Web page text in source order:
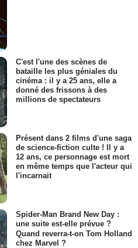
C'est l'une des scènes de
bataille les plus géniales du
cinéma : il y a 25 ans, elle a
donné des frissons à des
millions de spectateurs
Présent dans 2 films d'une saga
de science-fiction culte ! Il y a
12 ans, ce personnage est mort
en même temps que l'acteur qui
l'incarnait
Spider-Man Brand New Day :
une suite est-elle prévue ?
Quand reverra-t-on Tom Holland
chez Marvel ?